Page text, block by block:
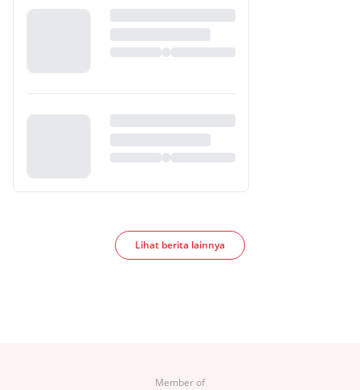
Lihat berita lainnya
Member of